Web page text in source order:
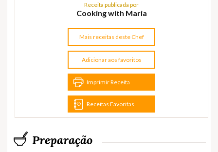
Receita publicada por
Cooking with Maria
Mais receitas deste Chef
Adicionar aos favoritos
Imprimir Receita
Receitas Favoritas
Preparação